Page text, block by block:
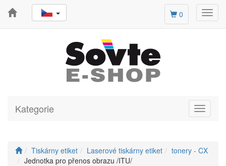
0
Toggle
Kategorie
Tiskárny etiket Laserové tiskárny etiket
tonery - CX
Jednotka pro přenos obrazu /ITU/